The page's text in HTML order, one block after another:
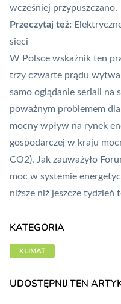
wcześniej przypuszczano.
Przeczytaj też:
sieci
W Polsce wskaźnik ten
trzy czwarte prądu
samo oglądanie seriali na
poważnym problemem
mocny wpływ na rynek
gospodarczej w kraju
CO2). Jak zauważyło
moc w systemie
niższe niż jeszcze tydzień
KATEGORIA
KLIMAT
UDOSTĘPNIJ TEN